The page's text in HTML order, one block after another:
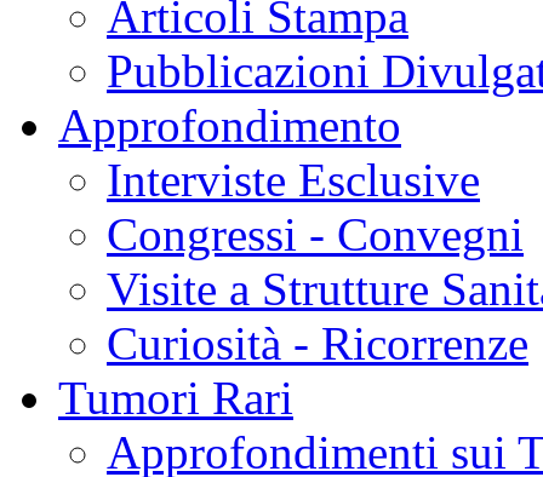
Articoli Stampa
Pubblicazioni
Approfondimento
Interviste Esclusive
Congressi - Convegni
Visite a Strutture
Curiosità - Ricorrenze
Tumori Rari
Approfondimenti sui